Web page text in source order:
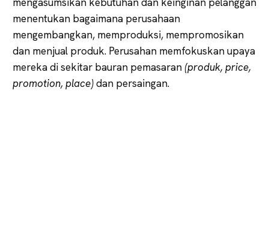
menentukan bagaimana perusahaan
mengembangkan, memproduksi, mempromosikan
dan menjual produk. Perusahan memfokuskan upaya
mereka di sekitar bauran pemasaran (produk, price,
promotion, place)dan persaingan.